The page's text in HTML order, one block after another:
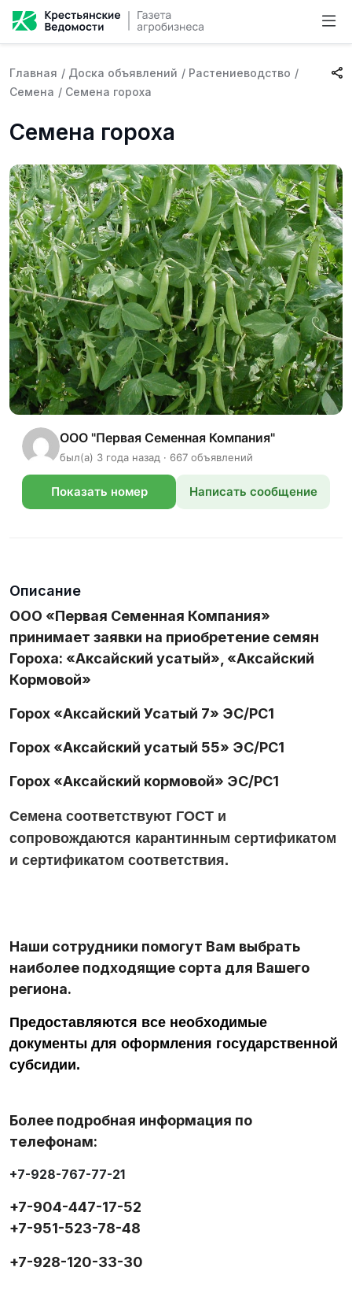
Главная / Доска объявлений / Растениеводство /
Семена / Семена гороха
Семена гороха
ООО "Первая Семенная Компания"
был(а) 3 года назад · 667 объявлений
Показать номер Написать сообщение
Описание
ООО «Первая Семенная Компания»
принимает заявки на приобретение семян
Гороха: «Аксайский усатый», «Аксайский
Кормовой»
Горох «Аксайский Усатый 7» ЭС/РС1
Горох «Аксайский усатый 55» ЭС/РС1
Горох «Аксайский кормовой» ЭС/РС1
Семена соответствуют ГОСТ и
сопровождаются карантинным сертификатом
и сертификатом соответствия.
Наши сотрудники помогут Вам выбрать
наиболее подходящие сорта для Вашего
региона.
Предоставляются все необходимые
документы для оформления государственной
субсидии.
Более подробная информация по
телефонам:
+7-928-767-77-21
+7-904-447-17-52
+7-951-523-78-48
+7-928-120-33-30